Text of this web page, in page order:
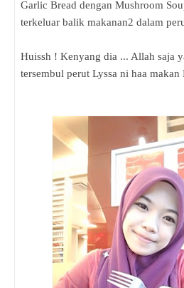
Garlic Bread dengan Mushroom
terkeluar balik makanan2 dalam
Huissh ! Kenyang dia ... Allah saja
tersembul perut Lyssa ni haa